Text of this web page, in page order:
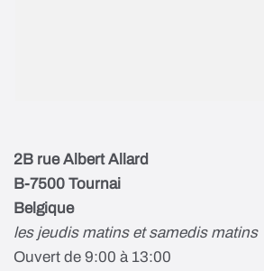
2B rue Albert Allard
B-7500 Tournai
Belgique
les jeudis matins et samedis matins
Ouvert de 9:00 à 13:00